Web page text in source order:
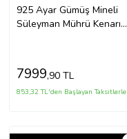
925 Ayar Gümüş Mineli
Süleyman Mührü Kenarı
7999,90 TL
853,32 TL'den Başlayan Taksitlerle